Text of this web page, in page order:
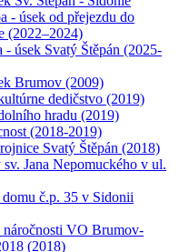
- úsek od přejezdu do
(2022–2024)
- úsek Svatý Štěpán (2025-
Brumov (2009)
dedičstvo (2019)
hradu (2019)
(2018-2019)
Svatý Štěpán (2018)
Jana Nepomuckého v ul.
č.p. 35 v Sidonii
náročnosti VO Brumov-
(2018)